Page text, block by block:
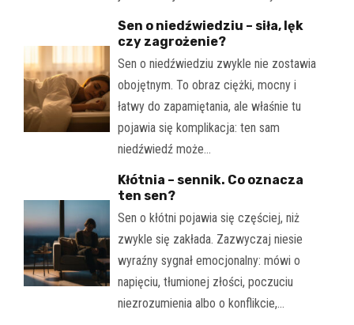
Sen o niedźwiedziu – siła, lęk
czy zagrożenie?
Sen o niedźwiedziu zwykle nie zostawia
obojętnym. To obraz ciężki, mocny i
łatwy do zapamiętania, ale właśnie tu
pojawia się komplikacja: ten sam
niedźwiedź może…
Kłótnia – sennik. Co oznacza
ten sen?
Sen o kłótni pojawia się częściej, niż
zwykle się zakłada. Zazwyczaj niesie
wyraźny sygnał emocjonalny: mówi o
napięciu, tłumionej złości, poczuciu
niezrozumienia albo o konflikcie,…